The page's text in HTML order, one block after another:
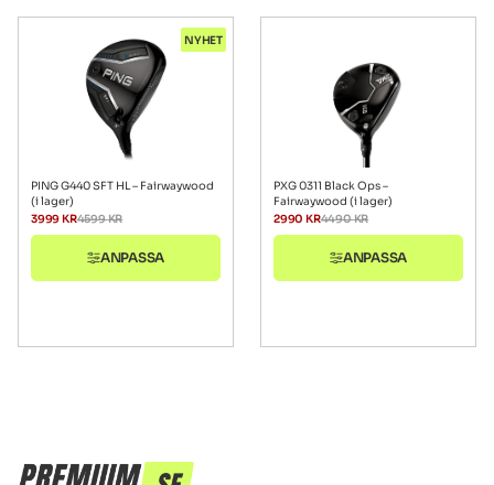
NYHET
PING G440 SFT HL – Fairwaywood
(i lager)
4599KR
3999 KR
ANPASSA
PXG 0311 Black Ops –
Fairwaywood (i lager)
4490KR
2990 KR
ANPASSA